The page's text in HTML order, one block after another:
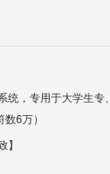
统，专用于大学生专
6万）